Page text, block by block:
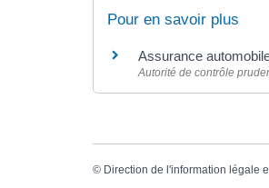
Pour en savoir plus
Assurance
Autorité de contrôle
© Direction de l'information légale